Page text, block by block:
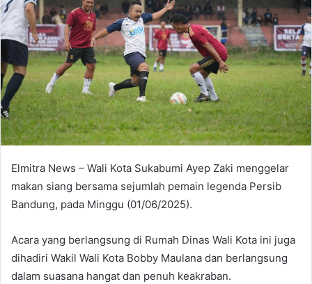
Elmitra News – Wali Kota Sukabumi Ayep Zaki menggelar
makan siang bersama sejumlah pemain legenda Persib
Bandung, pada Minggu (01/06/2025).
Acara yang berlangsung di Rumah Dinas Wali Kota ini juga
dihadiri Wakil Wali Kota Bobby Maulana dan berlangsung
dalam suasana hangat dan penuh keakraban.